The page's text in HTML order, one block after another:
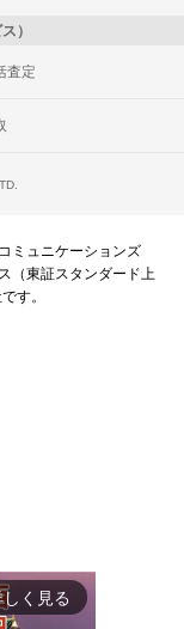
）
査定
ミュニケーションズ
（東証スタンダード上
す。
しく見る